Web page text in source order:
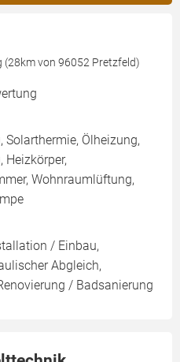
(28km von 96052 Pretzfeld)
Solarthermie, Ölheizung,
Heizkörper,
Wohnraumlüftung,
/ Einbau,
Abgleich,
/ Badsanierung